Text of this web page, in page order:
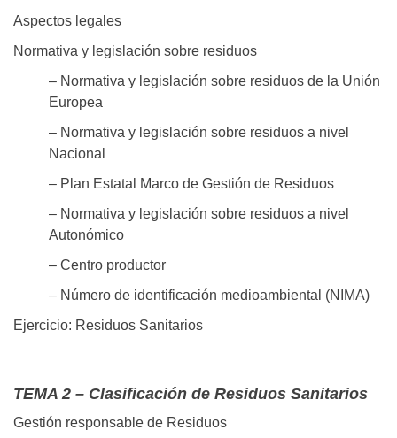
Aspectos legales
Normativa y legislación sobre residuos
– Normativa y legislación sobre residuos de la Unión
Europea
– Normativa y legislación sobre residuos a nivel
Nacional
– Plan Estatal Marco de Gestión de Residuos
– Normativa y legislación sobre residuos a nivel
Autonómico
– Centro productor
– Número de identificación medioambiental (NIMA)
Ejercicio: Residuos Sanitarios
TEMA 2 – Clasificación de Residuos Sanitarios
Gestión responsable de Residuos